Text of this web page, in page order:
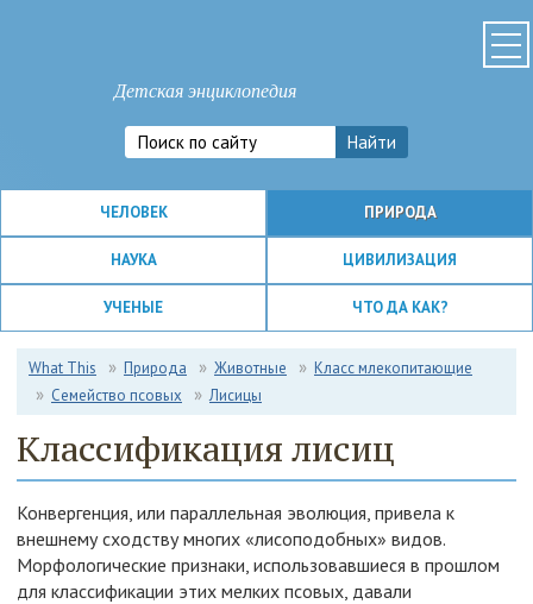
Детская энциклопедия
ЧЕЛОВЕК ПРИРОДА
НАУКА ЦИВИЛИЗАЦИЯ
УЧЕНЫЕ ЧТО ДА КАК?
What This Природа Животные
Класс млекопитающие
Семейство псовых
Лисицы
Классификация лисиц
Конвергенция, или параллельная эволюция, привела к
внешнему сходству многих «лисоподобных» видов.
Морфологические признаки, использовавшиеся в прошлом
для классификации этих мелких псовых, давали